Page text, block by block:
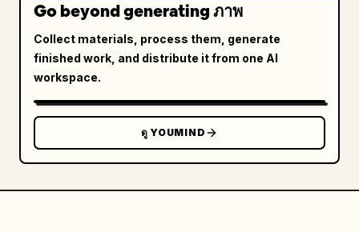
Go beyond generating ภาพ
Collect materials, process them, generate
finished work, and distribute it from one AI
workspace.
ดู YOUMIND